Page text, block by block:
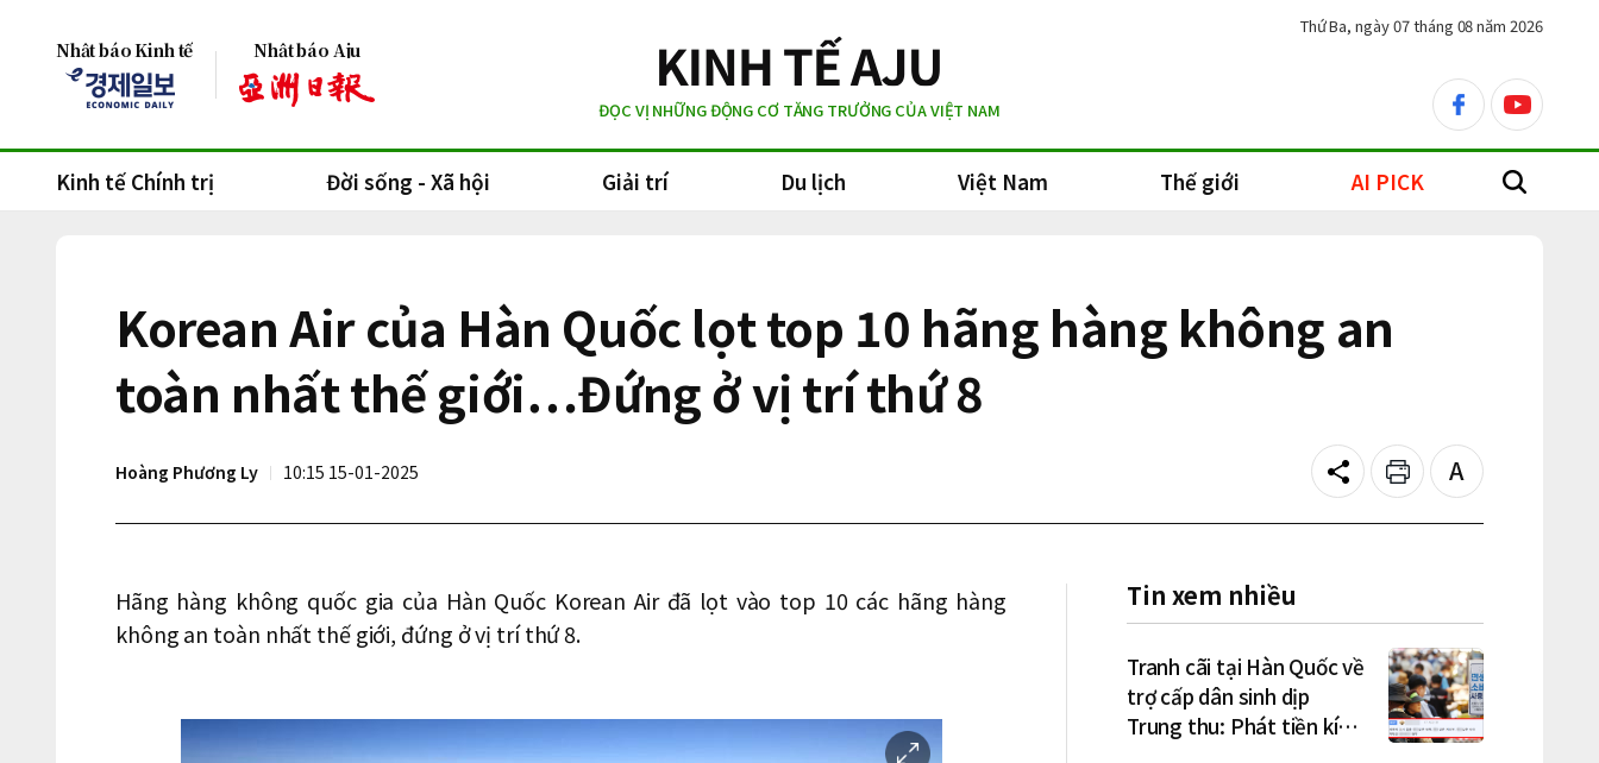
Nhật báo Kinh tế Nhật báo Aju
ĐỌC VỊ NHỮNG ĐỘNG CƠ TĂNG TRƯỞNG CỦA VIỆT NAM
facebookyoutube
Thứ Ba, ngày 07 tháng 08 năm 2026
Kinh tế Chính trị Đời sống - Xã hội Giải trí Du lịch Việt Nam Thế giới AI PICK search
Korean Air của Hàn Quốc lọt top 10 hãng hàng không an
toàn nhất thế giới…Đứng ở vị trí thứ 8
Hoàng Phương Ly 10:15 15-01-2025 Share Print
Text
size
Hãng hàng không quốc gia của Hàn Quốc Korean Air đã lọt vào top 10 các hãng hàng
không an toàn nhất thế giới, đứng ở vị trí thứ 8.
이
Tin xem nhiều
Tranh cãi tại Hàn Quốc về
trợ cấp dân sinh dịp
Trung thu: Phát tiền kích